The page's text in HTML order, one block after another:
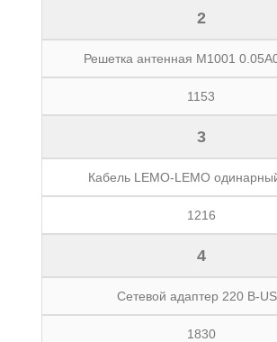
2
Решетка антенная М1001
1153
3
Кабель LEMO-LEMO
1216
4
Сетевой адаптер 220 В-
1830